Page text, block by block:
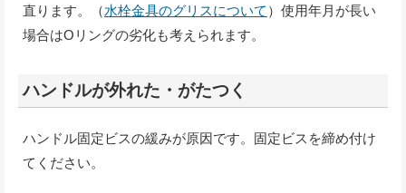
直ります。（水栓金具のグリスについて ）使用年月が長い
場合はOリングの劣化も考えられます。
ハンドルが外れた・がたつく
ハンドル固定ビスの緩みが原因です。固定ビスを締め付け
てください。